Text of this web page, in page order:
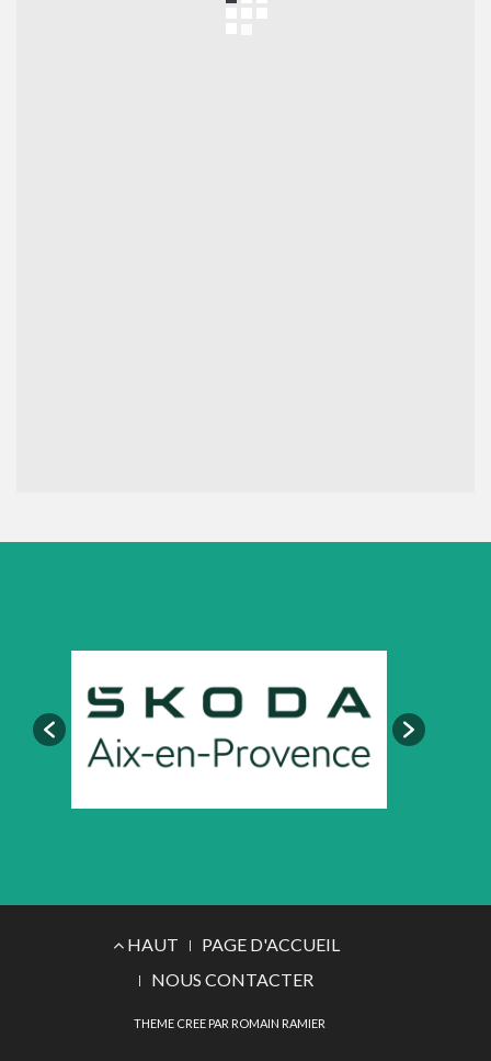
MenuHAUT
PAGE D'ACCUEIL
NOUS CONTACTER
THEME CREE PAR ROMAIN RAMIER